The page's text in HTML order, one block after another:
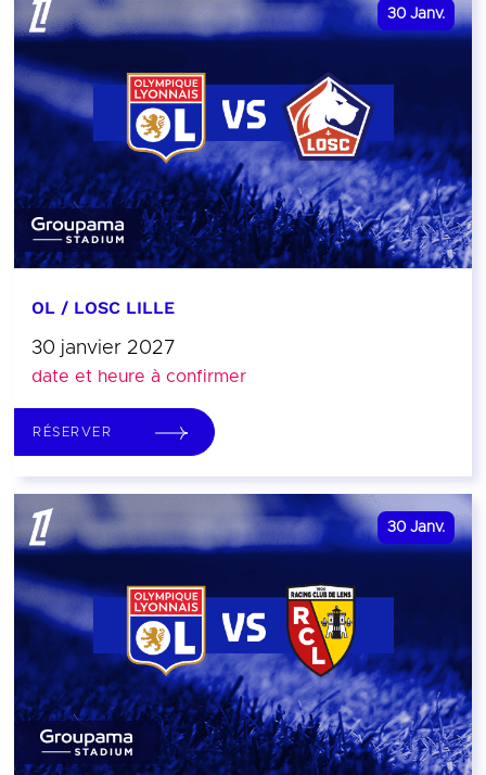
30 Janv.
OL / LOSC LILLE
30 janvier 2027
date et heure à confirmer
RÉSERVER
30 Janv.